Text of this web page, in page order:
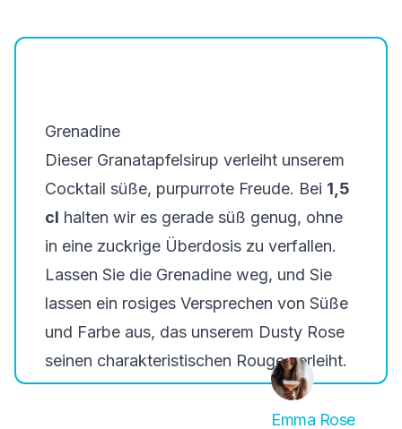
Grenadine
Dieser Granatapfelsirup verleiht unserem
Cocktail süße, purpurrote Freude. Bei 1,5
cl halten wir es gerade süß genug, ohne
in eine zuckrige Überdosis zu verfallen.
Lassen Sie die Grenadine weg, und Sie
lassen ein rosiges Versprechen von Süße
und Farbe aus, das unserem Dusty Rose
seinen charakteristischen Rouge verleiht.
Emma Rose